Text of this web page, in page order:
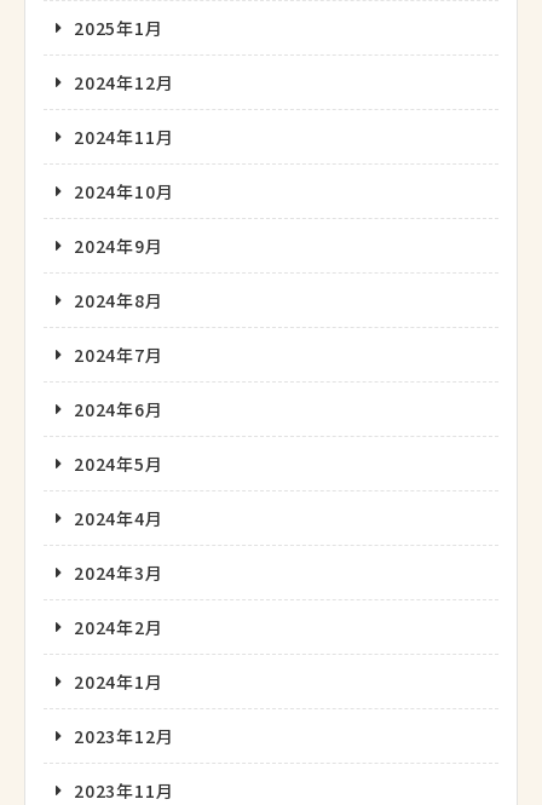
2025年1月
2024年12月
2024年11月
2024年10月
2024年9月
2024年8月
2024年7月
2024年6月
2024年5月
2024年4月
2024年3月
2024年2月
2024年1月
2023年12月
2023年11月